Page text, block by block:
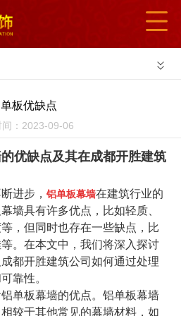
板优缺点
间：2023-09-06
优缺点及其在成都开胜建筑
进步，铝单板幕墙在建筑行业的
墙具有许多优点，比如轻质、
，但同时也存在一些缺点，比
。在本文中，我们将深入探讨
都开胜建筑公司如何通过处理
靠性。
单板幕墙的优点。铝单板幕墙
较于其他常见的幕墙材料，如